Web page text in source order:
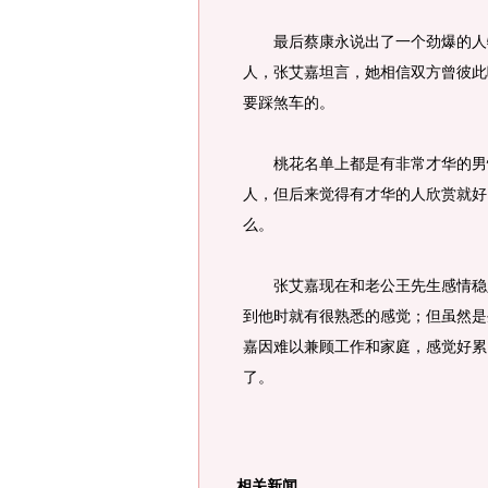
最后蔡康永说出了一个劲爆的人
人，张艾嘉坦言，她相信双方曾彼
要踩煞车的。
桃花名单上都是有非常才华的男
人，但后来觉得有才华的人欣赏就
么。
张艾嘉现在和老公王先生感情稳
到他时就有很熟悉的感觉；但虽然
嘉因难以兼顾工作和家庭，感觉好
了。